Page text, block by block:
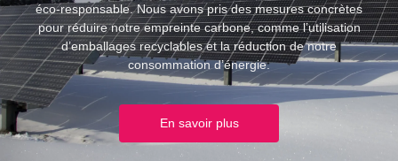
éco-responsable. Nous avons pris des mesures concrètes
pour réduire notre empreinte carbone, comme l’utilisation
d’emballages recyclables et la réduction de notre
consommation d’énergie.
En savoir plus